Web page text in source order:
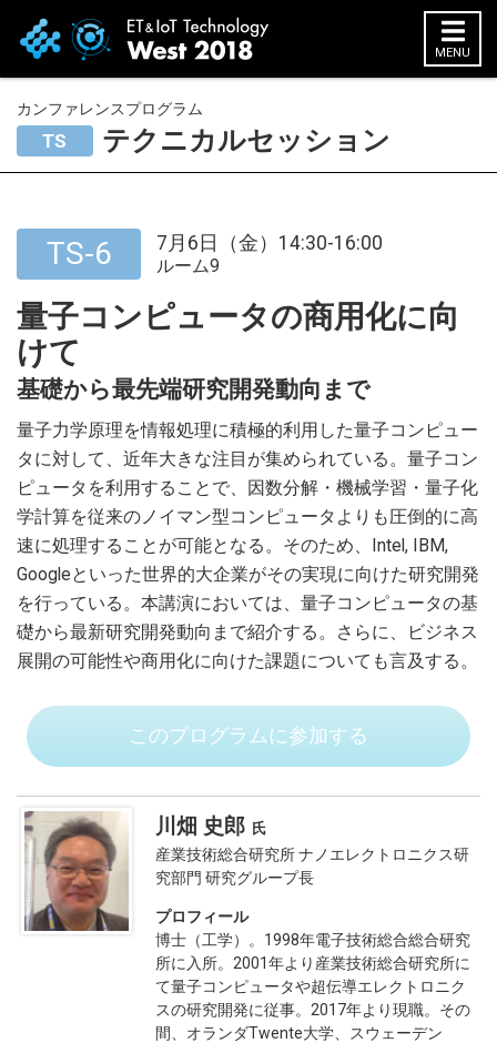
MENU
カンファレンスプログラム
TS テクニカルセッション
TS-6 7月6日（金）14:30-16:00
ルーム9
量子コンピュータの商用化に向
けて
基礎から最先端研究開発動向まで
量子力学原理を情報処理に積極的利用した量子コンピュー
タに対して、近年大きな注目が集められている。量子コン
ピュータを利用することで、因数分解・機械学習・量子化
学計算を従来のノイマン型コンピュータよりも圧倒的に高
速に処理することが可能となる。そのため、Intel, IBM,
Googleといった世界的大企業がその実現に向けた研究開発
を行っている。本講演においては、量子コンピュータの基
礎から最新研究開発動向まで紹介する。さらに、ビジネス
展開の可能性や商用化に向けた課題についても言及する。
このプログラムに参加する
川畑 史郎
産業技術総合研究所 ナノエレクトロニクス研
究部門 研究グループ長
プロフィール
博士（工学）。1998年電子技術総合総合研究
所に入所。2001年より産業技術総合研究所に
て量子コンピュータや超伝導エレクトロニク
スの研究開発に従事。2017年より現職。その
間、オランダTwente大学、スウェーデン
HOME
展示会概要
展示会コンセプト
実行委員メンバー
ロゴ・ダウンロード
前回（2017年）公式サイト
出展社情報
出展社一覧
出展社検索
新規・注目の出展社紹介
新製品／ブース内プレゼン／デモ情報
カンファレンス情報
カンファレンス一覧
曜日別プログラム
出展のご案内
出展サポートプログラム
来場のご案内
来場登録について（FAQ）
メールマガジンの配信停止手続きはこちら
郵送DMの停止・情報変更・削除はこちら
プレスリリース